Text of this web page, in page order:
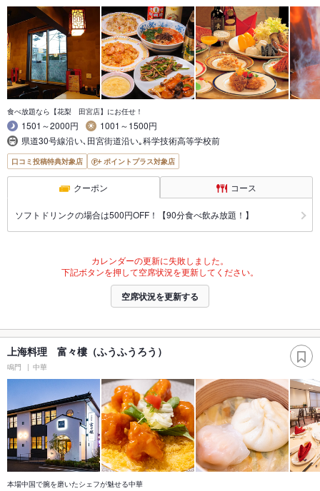
食べ放題なら【花梨 田宮店】にお任せ！
1501～2000円
1001～1500円
県道30号線沿い､田宮街道沿い｡科学技術高等学校前
口コミ投稿特典対象店 ポイントプラス対象店
クーポン コース
ソフトドリンクの場合は500円OFF！【90分食べ飲み放題！】
カレンダーの更新に失敗しました。
下記ボタンを押して空席状況を更新してください。
空席状況を更新する
上海料理 富々樓（ふうふうろう）
鳴門 中華
本場中国で腕を磨いたシェフが魅せる中華